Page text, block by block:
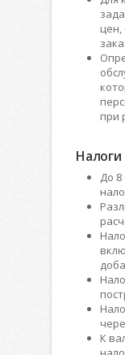
цен,
при
Налоги
До
К